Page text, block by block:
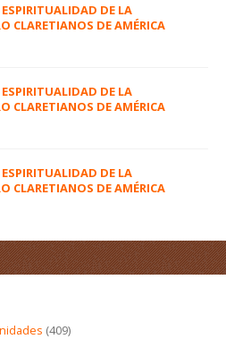
DE LA
CLARETIANOS DE AMÉRICA
DE LA
CLARETIANOS DE AMÉRICA
DE LA
CLARETIANOS DE AMÉRICA
(409)